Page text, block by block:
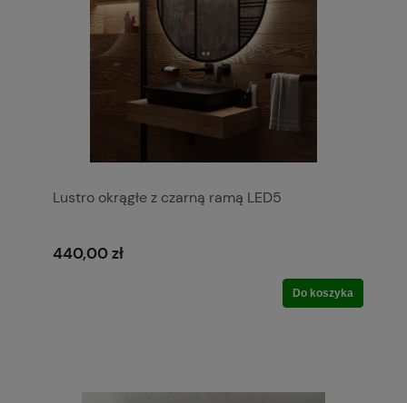
Lustro okrągłe z czarną ramą LED5
440,00 zł
Do koszyka